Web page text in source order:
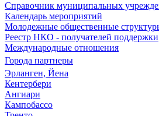
Справочник муниципальных
Календарь мероприятий
Молодежные общественные
Реестр НКО - получателей поддержки
Международные отношения
Города партнеры
Эрланген, Йена
Кентербери
Ангиари
Кампобассо